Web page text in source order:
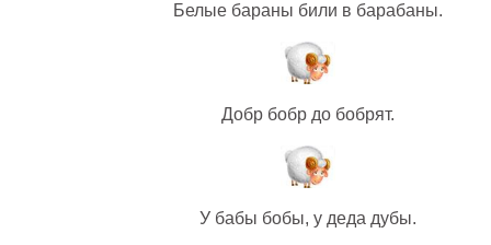
Белые бараны били в барабаны.
Добр бобр до бобрят.
У бабы бобы, у деда дубы.